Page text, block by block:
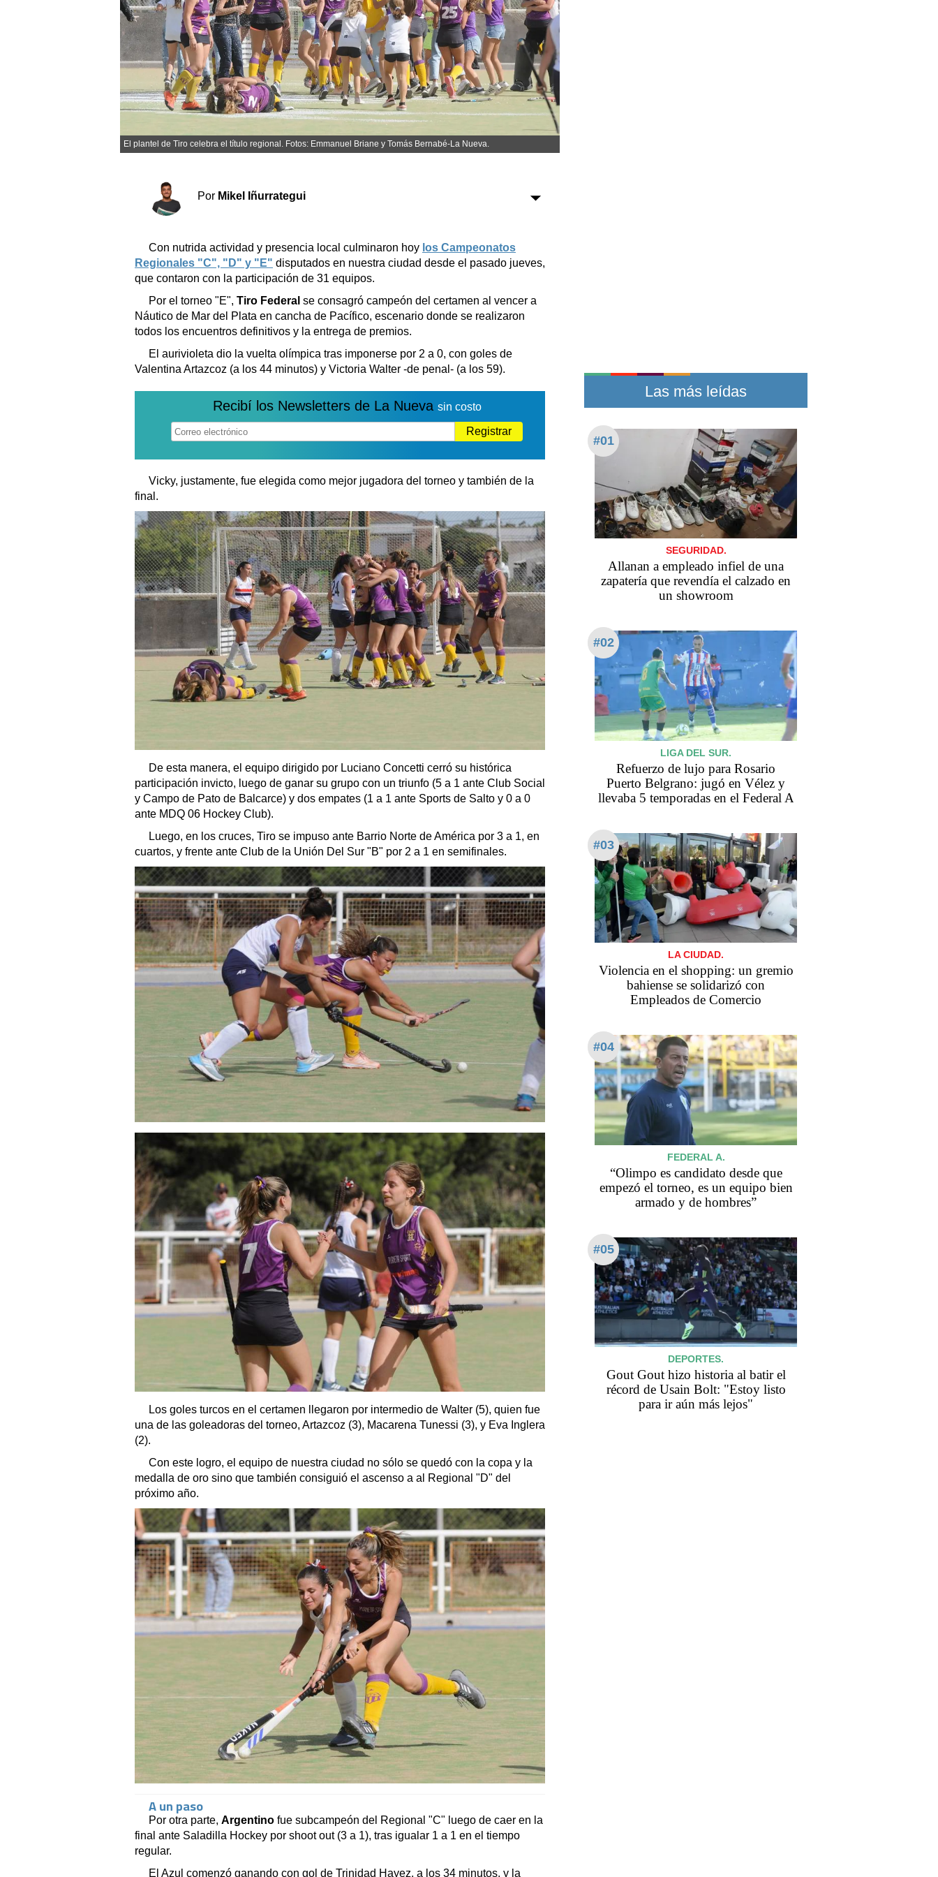
Sociedad y tiempo libre
Sociedad
Tecnología
Turismo
Salud
Es viral
El tiempo
Fúnebres
Horóscopo
Suplementos
Transportes
Loterías
Datos Útiles
Fúnebres
Edictos
Teléfonos de urgencia
El plantel de Tiro celebra el título regional. Fotos: Emmanuel Briane y Tomás Bernabé-La Nueva.
Por Mikel Iñurrategui
Con nutrida actividad y presencia local culminaron hoy los Campeonatos
Regionales "C", "D" y "E" disputados en nuestra ciudad desde el pasado jueves,
que contaron con la participación de 31 equipos.
Por el torneo "E", Tiro Federal se consagró campeón del certamen al vencer a
Náutico de Mar del Plata en cancha de Pacífico, escenario donde se realizaron
todos los encuentros definitivos y la entrega de premios.
El aurivioleta dio la vuelta olímpica tras imponerse por 2 a 0, con goles de
Valentina Artazcoz (a los 44 minutos) y Victoria Walter -de penal- (a los 59).
Recibí los Newsletters de La Nueva sin costo
Registrar
Vicky, justamente, fue elegida como mejor jugadora del torneo y también de la
final.
De esta manera, el equipo dirigido por Luciano Concetti cerró su histórica
participación invicto, luego de ganar su grupo con un triunfo (5 a 1 ante Club Social
y Campo de Pato de Balcarce) y dos empates (1 a 1 ante Sports de Salto y 0 a 0
ante MDQ 06 Hockey Club).
Luego, en los cruces, Tiro se impuso ante Barrio Norte de América por 3 a 1, en
cuartos, y frente ante Club de la Unión Del Sur "B" por 2 a 1 en semifinales.
Los goles turcos en el certamen llegaron por intermedio de Walter (5), quien fue
una de las goleadoras del torneo, Artazcoz (3), Macarena Tunessi (3), y Eva Inglera
(2).
Con este logro, el equipo de nuestra ciudad no sólo se quedó con la copa y la
medalla de oro sino que también consiguió el ascenso a al Regional "D" del
próximo año.
A un paso
Por otra parte, Argentino fue subcampeón del Regional "C" luego de caer en la
final ante Saladilla Hockey por shoot out (3 a 1), tras igualar 1 a 1 en el tiempo
regular.
El Azul comenzó ganando con gol de Trinidad Hayez, a los 34 minutos, y la
Las más leídas
#01
SEGURIDAD.
Allanan a empleado infiel de una
zapatería que revendía el calzado en
un showroom
#02
LIGA DEL SUR.
Refuerzo de lujo para Rosario
Puerto Belgrano: jugó en Vélez y
llevaba 5 temporadas en el Federal A
#03
LA CIUDAD.
Violencia en el shopping: un gremio
bahiense se solidarizó con
Empleados de Comercio
#04
FEDERAL A.
“Olimpo es candidato desde que
empezó el torneo, es un equipo bien
armado y de hombres”
#05
DEPORTES.
Gout Gout hizo historia al batir el
récord de Usain Bolt: "Estoy listo
para ir aún más lejos"